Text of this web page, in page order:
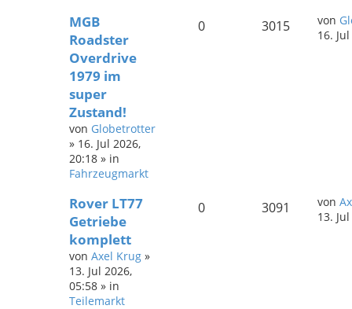
MGB
Roadster
Overdrive
1979 im
super
Zustand!
von Globetrotter
» 16. Jul 2026,
20:18 » in
Fahrzeugmarkt
0 3015 von
16.
Rover LT77
Getriebe
komplett
von Axel Krug »
13. Jul 2026,
05:58 » in
Teilemarkt
0 3091 von
13.